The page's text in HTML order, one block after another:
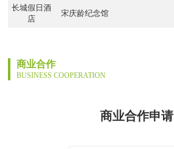
长城假日酒
店
宋庆龄纪念馆
商业合作
BUSINESS COOPERATION
商业合作申请